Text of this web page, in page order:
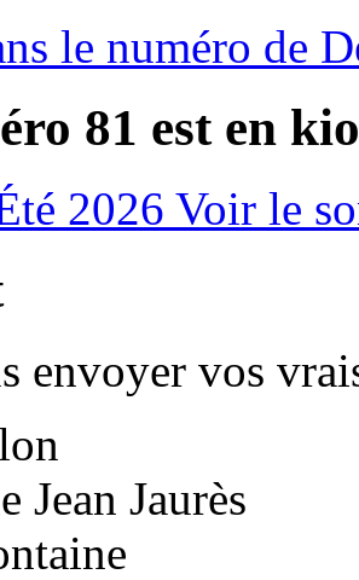
le numéro de
81 est en
2026 Voir le
envoyer vos
Jean Jaurès